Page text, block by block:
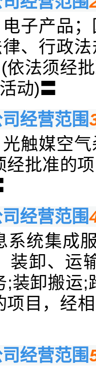
子产品
、行政
依法须经
动)〓
经营范围
触媒空
经批准的
经营范围
系统集成
装卸、运
;装卸搬运
项目，经
经营范围